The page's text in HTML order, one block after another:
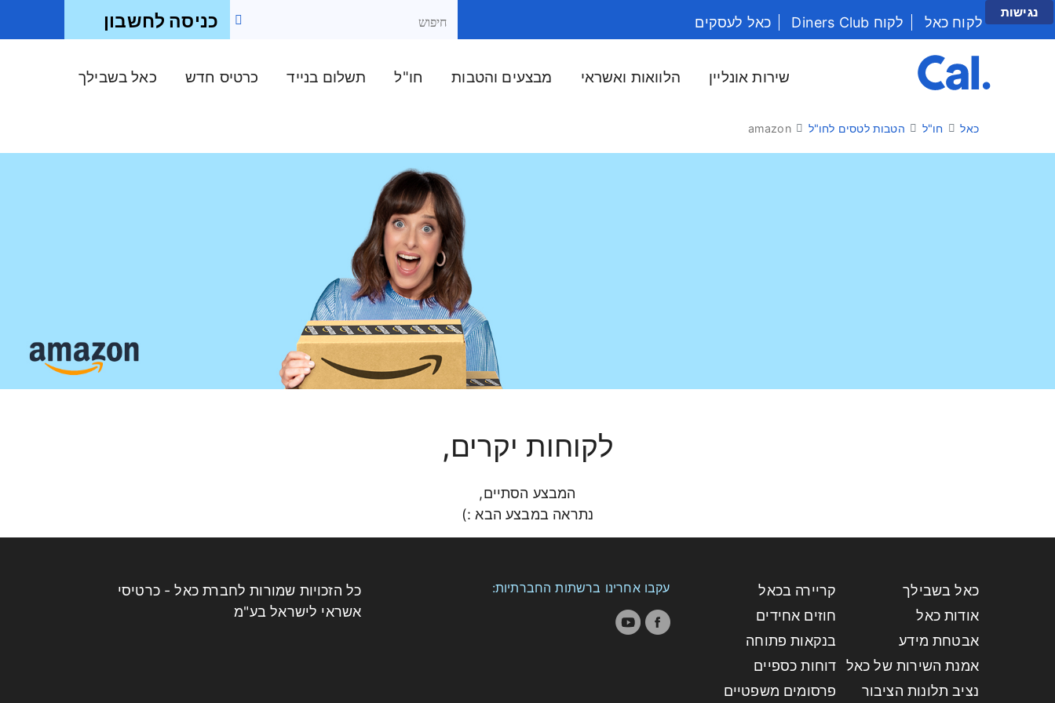
לקוח כאל לקוח Diners Club
כאל לעסקים
שירות אונליין הלוואות ואשראי מבצעים והטבות חו"ל תשלום בנייד כרטיס חדש כאל בשבילך
כניסה לחשבון
כאל חו"ל הטבות לטסים לחו"ל amazon
לקוחות יקרים,
המבצע הסתיים,
נתראה במבצע הבא :)
כאל בשבילך
קריירה בכאל
אודות כאל
חוזים אחידים
אבטחת מידע
בנקאות פתוחה
אמנת השירות של כאל
דוחות כספיים
נציב תלונות הציבור
פרסומים משפטיים
עקבו אחרינו ברשתות החברתיות:
כל הזכויות שמורות לחברת כאל - כרטיסי
אשראי לישראל בע"מ
נגישות